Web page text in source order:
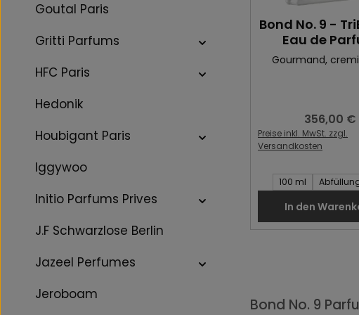
Goutal Paris
Gritti Parfums
HFC Paris
Hedonik
Houbigant Paris
Iggywoo
Initio Parfums Prives
J.F Schwarzlose Berlin
Jazeel Perfumes
Jeroboam
Bond No. 9 -
Eau de
Gourmand,
Regulärer
356,00 €
Preise inkl. MwSt. zzgl.
Versandkosten
Inhalt des Artikel:
100 ml
In den
Bond No. 9